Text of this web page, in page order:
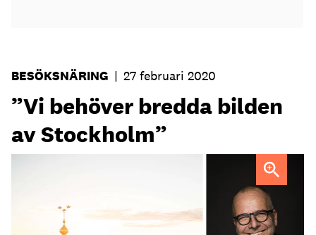
BESÖKSNÄRING | 27 februari 2020
”Vi behöver bredda bilden
av Stockholm”
Krögaren Pelle Lydmar tror på kreativa samarbeten för att
stärka den internationella bilden av Stockholm.Foto: Visit
Stockholm